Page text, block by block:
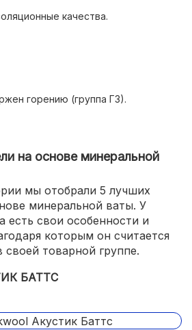
качества.
горению (группа Г3).
на основе минеральной
мы отобрали 5 лучших
минеральной ваты. У
есть свои особенности и
которым он считается
товарной группе.
БАТТС